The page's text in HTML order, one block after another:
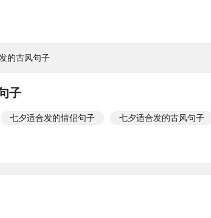
的古风句子
子
七夕适合发的情侣句子 七夕适合发的古风句子